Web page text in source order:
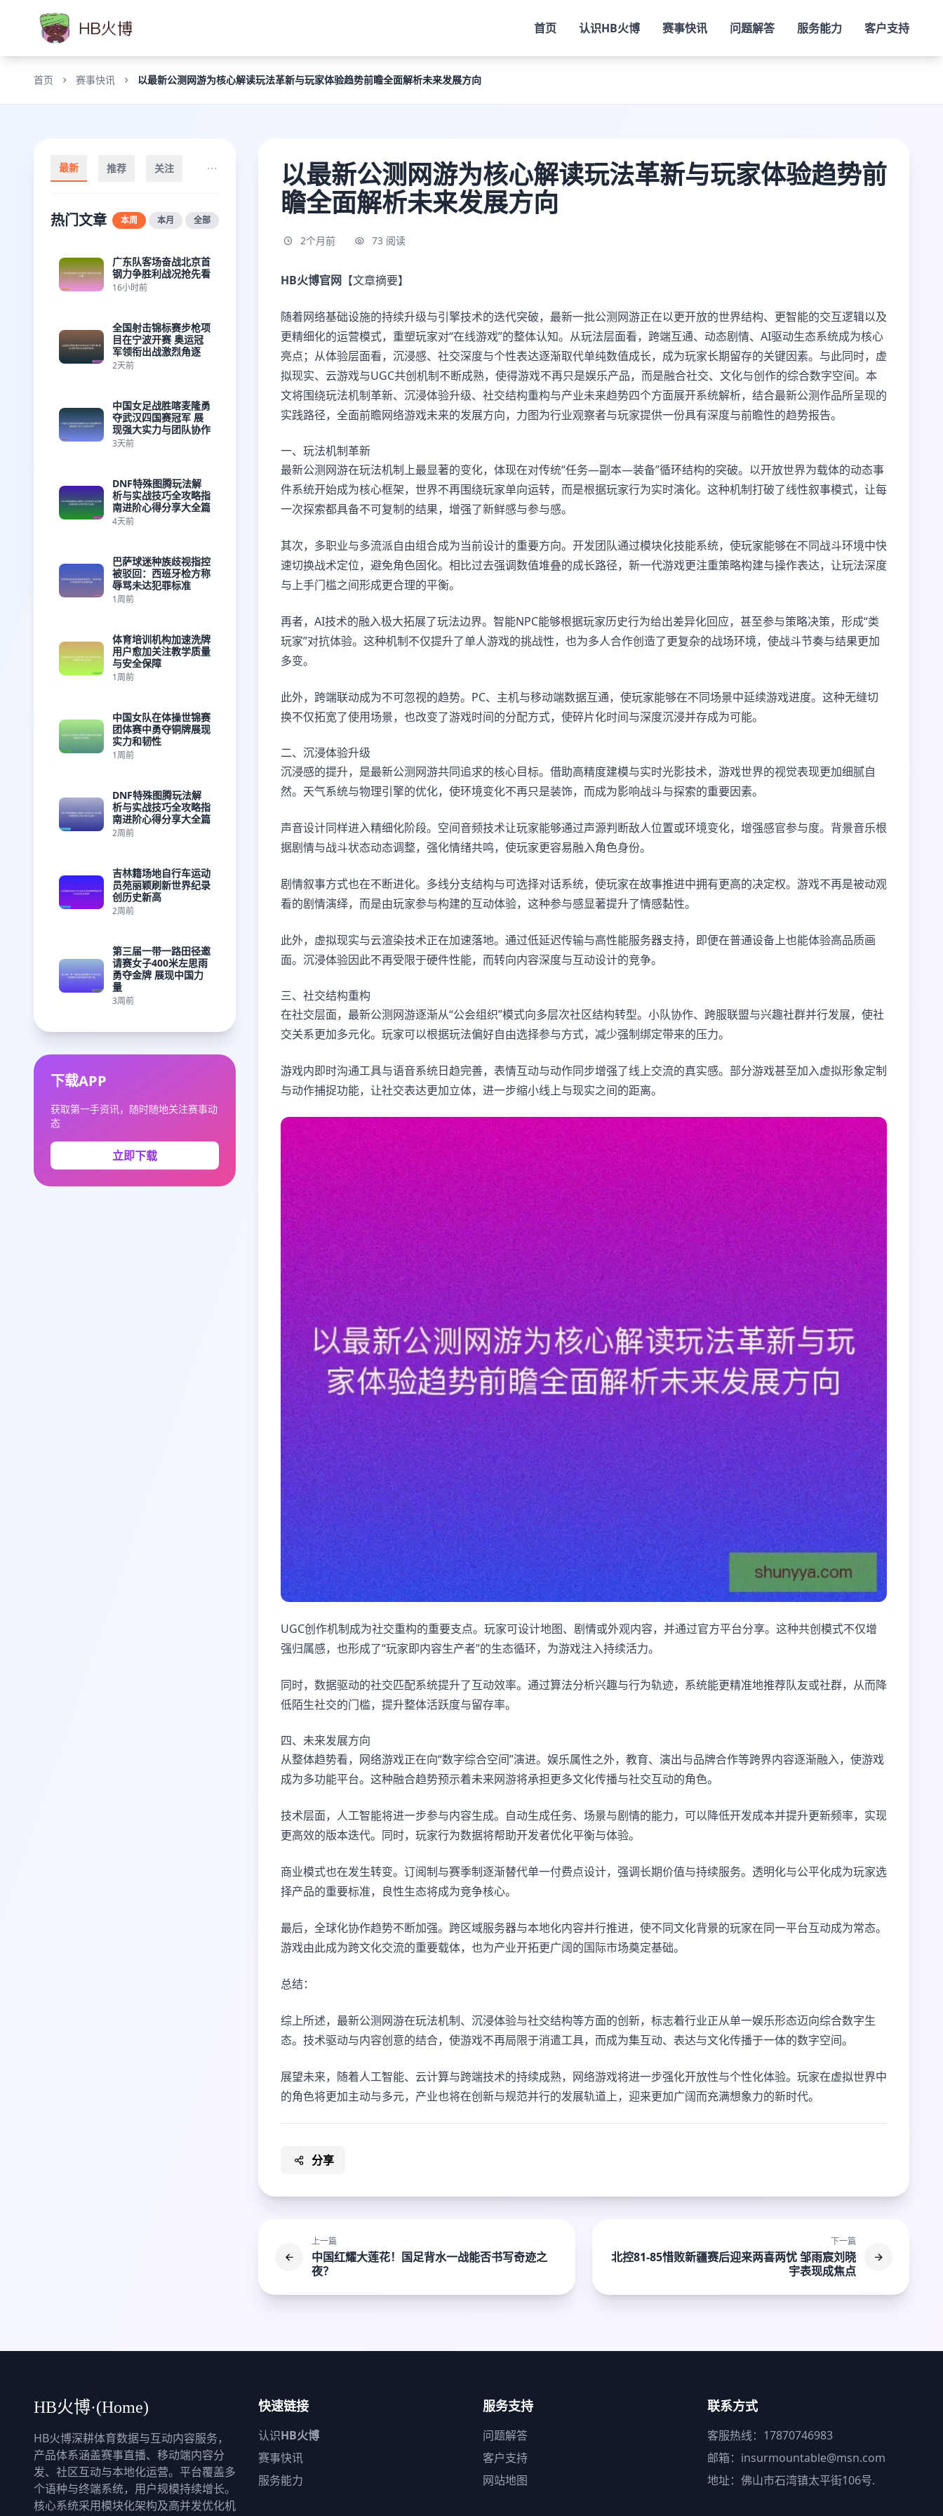
首页 认识HB火博 赛事快讯 问题解答 服务能力 客户支持
首页 赛事快讯 以最新公测网游为核心解读玩法革新与玩家体验趋势前瞻全面解析未来发展方向
最新 推荐 关注
热门文章 本周 本月 全部
广东队客场奋战北京首
钢力争胜利战况抢先看
16小时前
全国射击锦标赛步枪项
目在宁波开赛 奥运冠
军领衔出战激烈角逐
2天前
中国女足战胜喀麦隆勇
夺武汉四国赛冠军 展
现强大实力与团队协作
3天前
DNF特殊图腾玩法解
析与实战技巧全攻略指
南进阶心得分享大全篇
4天前
巴萨球迷种族歧视指控
被驳回：西班牙检方称
辱骂未达犯罪标准
1周前
体育培训机构加速洗牌
用户愈加关注教学质量
与安全保障
1周前
中国女队在体操世锦赛
团体赛中勇夺铜牌展现
实力和韧性
1周前
DNF特殊图腾玩法解
析与实战技巧全攻略指
南进阶心得分享大全篇
2周前
吉林籍场地自行车运动
员苑丽颖刷新世界纪录
创历史新高
2周前
第三届一带一路田径邀
请赛女子400米左思雨
勇夺金牌 展现中国力
量
3周前
下载APP
获取第一手资讯，随时随地关注赛事动
态
立即下载
以最新公测网游为核心解读玩法革新与玩家体验趋势前
瞻全面解析未来发展方向
2个月前 73 阅读
HB火博官网 【文章摘要】
随着网络基础设施的持续升级与引擎技术的迭代突破，最新一批公测网游正在以更开放的世界结构、更智能的交互逻辑以及
更精细化的运营模式，重塑玩家对“在线游戏”的整体认知。从玩法层面看，跨端互通、动态剧情、AI驱动生态系统成为核心
亮点；从体验层面看，沉浸感、社交深度与个性表达逐渐取代单纯数值成长，成为玩家长期留存的关键因素。与此同时，虚
拟现实、云游戏与UGC共创机制不断成熟，使得游戏不再只是娱乐产品，而是融合社交、文化与创作的综合数字空间。本
文将围绕玩法机制革新、沉浸体验升级、社交结构重构与产业未来趋势四个方面展开系统解析，结合最新公测作品所呈现的
实践路径，全面前瞻网络游戏未来的发展方向，力图为行业观察者与玩家提供一份具有深度与前瞻性的趋势报告。
一、玩法机制革新
最新公测网游在玩法机制上最显著的变化，体现在对传统“任务—副本—装备”循环结构的突破。以开放世界为载体的动态事
件系统开始成为核心框架，世界不再围绕玩家单向运转，而是根据玩家行为实时演化。这种机制打破了线性叙事模式，让每
一次探索都具备不可复制的结果，增强了新鲜感与参与感。
其次，多职业与多流派自由组合成为当前设计的重要方向。开发团队通过模块化技能系统，使玩家能够在不同战斗环境中快
速切换战术定位，避免角色固化。相比过去强调数值堆叠的成长路径，新一代游戏更注重策略构建与操作表达，让玩法深度
与上手门槛之间形成更合理的平衡。
再者，AI技术的融入极大拓展了玩法边界。智能NPC能够根据玩家历史行为给出差异化回应，甚至参与策略决策，形成“类
玩家”对抗体验。这种机制不仅提升了单人游戏的挑战性，也为多人合作创造了更复杂的战场环境，使战斗节奏与结果更加
多变。
此外，跨端联动成为不可忽视的趋势。PC、主机与移动端数据互通，使玩家能够在不同场景中延续游戏进度。这种无缝切
换不仅拓宽了使用场景，也改变了游戏时间的分配方式，使碎片化时间与深度沉浸并存成为可能。
二、沉浸体验升级
沉浸感的提升，是最新公测网游共同追求的核心目标。借助高精度建模与实时光影技术，游戏世界的视觉表现更加细腻自
然。天气系统与物理引擎的优化，使环境变化不再只是装饰，而成为影响战斗与探索的重要因素。
声音设计同样进入精细化阶段。空间音频技术让玩家能够通过声源判断敌人位置或环境变化，增强感官参与度。背景音乐根
据剧情与战斗状态动态调整，强化情绪共鸣，使玩家更容易融入角色身份。
剧情叙事方式也在不断进化。多线分支结构与可选择对话系统，使玩家在故事推进中拥有更高的决定权。游戏不再是被动观
看的剧情演绎，而是由玩家参与构建的互动体验，这种参与感显著提升了情感黏性。
此外，虚拟现实与云渲染技术正在加速落地。通过低延迟传输与高性能服务器支持，即便在普通设备上也能体验高品质画
面。沉浸体验因此不再受限于硬件性能，而转向内容深度与互动设计的竞争。
三、社交结构重构
在社交层面，最新公测网游逐渐从“公会组织”模式向多层次社区结构转型。小队协作、跨服联盟与兴趣社群并行发展，使社
交关系更加多元化。玩家可以根据玩法偏好自由选择参与方式，减少强制绑定带来的压力。
游戏内即时沟通工具与语音系统日趋完善，表情互动与动作同步增强了线上交流的真实感。部分游戏甚至加入虚拟形象定制
与动作捕捉功能，让社交表达更加立体，进一步缩小线上与现实之间的距离。
UGC创作机制成为社交重构的重要支点。玩家可设计地图、剧情或外观内容，并通过官方平台分享。这种共创模式不仅增
强归属感，也形成了“玩家即内容生产者”的生态循环，为游戏注入持续活力。
同时，数据驱动的社交匹配系统提升了互动效率。通过算法分析兴趣与行为轨迹，系统能更精准地推荐队友或社群，从而降
低陌生社交的门槛，提升整体活跃度与留存率。
四、未来发展方向
从整体趋势看，网络游戏正在向“数字综合空间”演进。娱乐属性之外，教育、演出与品牌合作等跨界内容逐渐融入，使游戏
成为多功能平台。这种融合趋势预示着未来网游将承担更多文化传播与社交互动的角色。
技术层面，人工智能将进一步参与内容生成。自动生成任务、场景与剧情的能力，可以降低开发成本并提升更新频率，实现
更高效的版本迭代。同时，玩家行为数据将帮助开发者优化平衡与体验。
商业模式也在发生转变。订阅制与赛季制逐渐替代单一付费点设计，强调长期价值与持续服务。透明化与公平化成为玩家选
择产品的重要标准，良性生态将成为竞争核心。
最后，全球化协作趋势不断加强。跨区域服务器与本地化内容并行推进，使不同文化背景的玩家在同一平台互动成为常态。
游戏由此成为跨文化交流的重要载体，也为产业开拓更广阔的国际市场奠定基础。
总结：
综上所述，最新公测网游在玩法机制、沉浸体验与社交结构等方面的创新，标志着行业正从单一娱乐形态迈向综合数字生
态。技术驱动与内容创意的结合，使游戏不再局限于消遣工具，而成为集互动、表达与文化传播于一体的数字空间。
展望未来，随着人工智能、云计算与跨端技术的持续成熟，网络游戏将进一步强化开放性与个性化体验。玩家在虚拟世界中
的角色将更加主动与多元，产业也将在创新与规范并行的发展轨道上，迎来更加广阔而充满想象力的新时代。
分享
上一篇
中国红耀大莲花！国足背水一战能否书写奇迹之
夜？
下一篇
北控81-85惜败新疆赛后迎来两喜两忧 邹雨宸刘晓
宇表现成焦点
HB火博·(Home)
HB火博深耕体育数据与互动内容服务，
产品体系涵盖赛事直播、移动端内容分
发、社区互动与本地化运营。平台覆盖多
个语种与终端系统，用户规模持续增长。
核心系统采用模块化架构及高并发优化机
快速链接
认识HB火博
赛事快讯
服务能力
服务支持
问题解答
客户支持
网站地图
联系方式
客服热线：17870746983
邮箱：insurmountable@msn.com
地址：佛山市石湾镇太平街106号.